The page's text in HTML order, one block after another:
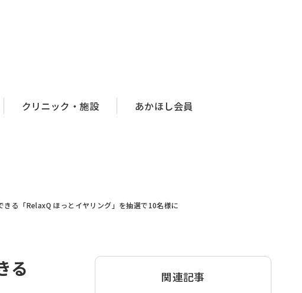
クリニック・施設 あかほし会員
きる「RelaxQ ほっとイヤリング」を抽選で10名様に
る
関連記事